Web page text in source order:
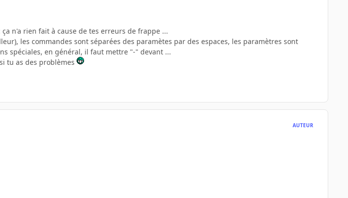
n'a rien fait à cause de tes erreurs de frappe ...
les commandes sont séparées des paramètes par des espaces, les paramètres sont
spéciales, en général, il faut mettre "-" devant ...
tu as des problèmes
AUTEUR